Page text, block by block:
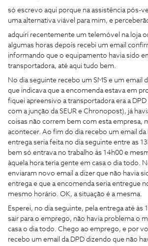
só escrevo aqui porque na assistência pós-
uma alternativa viável para mim, e
adquiri recentemente um telemóvel na loja
algumas horas depois recebi um email
informando que o equipamento havia sido
transportadora, até aqui tudo bem.
No dia seguinte recebo um SMS e um email
que indicava que a encomenda estava em
fiquei apreensivo a transportadora era a
com a junção da SEUR e Chronopost), já
coisas não correm bem com esta empresa,
acontecer. Ao fim do dia recebo um email da
entrega seria feita no dia seguinte entre as
bem só entrava no trabalho ás 14h00 e
àquela hora teria gente em casa o dia todo.
enviaram novo email a dizer que não havia
entrega e que a encomenda seria entregue
mesmo horário. OK, a situação é a mesma.
Esperei, no dia seguinte, pela entrega até às
sair para o emprego, não havia problema o
casa o dia todo. Chego ao emprego, e por
recebo um email da DPD dizendo que não